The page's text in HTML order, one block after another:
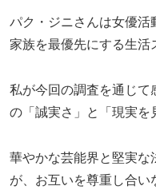
パク・ジニさんは女優活
家族を最優先にする生活
私が今回の調査を通じて
の「誠実さ」と「現実を
華やかな芸能界と堅実な
が、お互いを尊重し合い